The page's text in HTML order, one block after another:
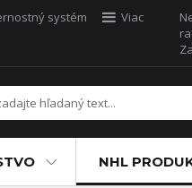
systém Viac
NHL